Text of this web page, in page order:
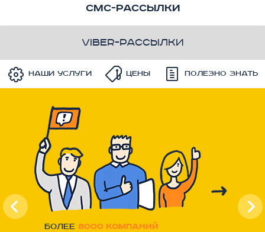
смс-рассылки
viber-рассылки
Наши услуги Цены Полезно знать
Более 8000 компаний